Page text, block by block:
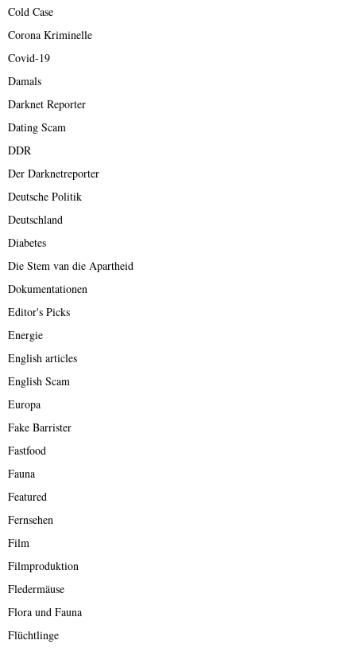
Cold Case
Corona Kriminelle
Covid-19
Damals
Darknet Reporter
Dating Scam
DDR
Der Darknetreporter
Deutsche Politik
Deutschland
Diabetes
Die Stem van die Apartheid
Dokumentationen
Editor's Picks
Energie
English articles
English Scam
Europa
Fake Barrister
Fastfood
Fauna
Featured
Fernsehen
Film
Filmproduktion
Fledermäuse
Flora und Fauna
Flüchtlinge